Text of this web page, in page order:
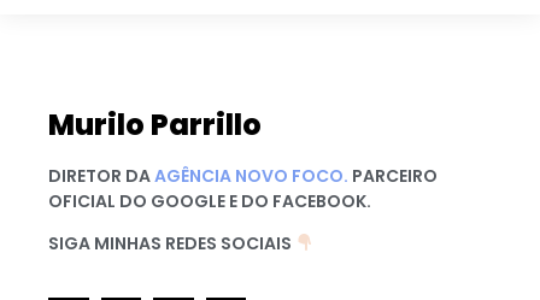
Murilo Parrillo
DIRETOR DAAGÊNCIA NOVO FOCO. PARCEIRO
OFICIAL DO GOOGLE E DO FACEBOOK.
SIGA MINHAS REDES SOCIAIS